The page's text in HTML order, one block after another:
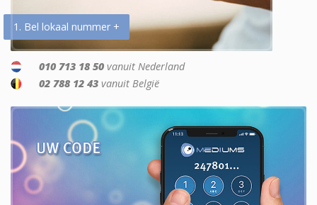
1. Bel lokaal nummer +
010 713 18 50 vanuit Nederland
02 788 12 43 vanuit België